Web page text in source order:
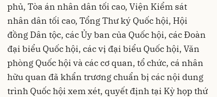
phủ, Tòa án nhân dân tối cao, Viện Kiểm sát
nhân dân tối cao, Tổng Thư ký Quốc hội, Hội
đồng Dân tộc, các Ủy ban của Quốc hội, các Đoàn
đại biểu Quốc hội, các vị đại biểu Quốc hội, Văn
phòng Quốc hội và các cơ quan, tổ chức, cá nhân
hữu quan đã khẩn trương chuẩn bị các nội dung
trình Quốc hội xem xét, quyết định tại Kỳ họp thứ